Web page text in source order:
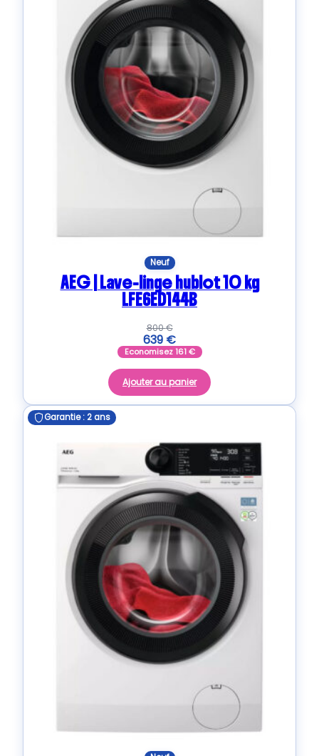
Neuf
AEG | Lave-linge hublot 10 kg
LFE6ED144B
800€
639 €
Economisez161€
Ajouter au panier
Garantie : 2 ans